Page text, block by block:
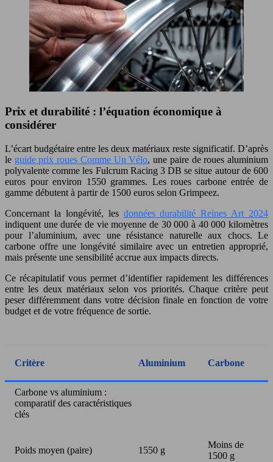
Prix et durabilité : l’équation économique à
considérer
L’écart budgétaire entre les deux matériaux reste significatif. D’après
le guide prix roues Comme Un Vélo, une paire de roues aluminium
polyvalente comme les Fulcrum Racing 3 DB se situe autour de 600
euros pour environ 1550 grammes. Les roues carbone entrée de
gamme débutent à partir de 1500 euros selon Grimpeez.
Concernant la longévité, les données durabilité Reines Art 2024
indiquent une durée de vie moyenne de 30 000 à 40 000 kilomètres
pour l’aluminium, avec une résistance naturelle aux chocs. Le
carbone offre une longévité similaire avec un entretien approprié,
mais présente une sensibilité accrue aux impacts directs.
Ce récapitulatif vous permet d’identifier rapidement les différences
entre les deux matériaux selon vos priorités. Chaque critère peut
peser différemment dans votre décision finale en fonction de votre
budget et de votre fréquence de sortie.
Carbone vs aluminium :
comparatif des caractéristiques
clés
Critère Aluminium Carbone
Poids moyen (paire) 1550 g
Moins de
1500 g